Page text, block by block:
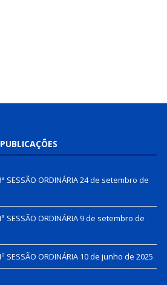
SESSÃO ORDINÁRIA24 de setembro de
SESSÃO ORDINÁRIA9 de setembro de
SESSÃO ORDINÁRIA 10 de junho de 2025